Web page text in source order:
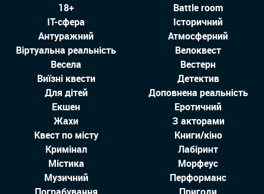
18+
Battle room
IT-сфера
Історичний
Антуражний
Атмосферний
Віртуальна реальність
Велоквест
Весела
Вестерн
Виїзні квести
Детектив
Для дітей
Доповнена реальність
Екшен
Еротичний
Жахи
З акторами
Квест по місту
Книги/кіно
Кримінал
Лабіринт
Містика
Морфеус
Музичний
Перформанс